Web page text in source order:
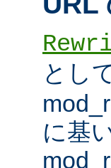
とし
に基